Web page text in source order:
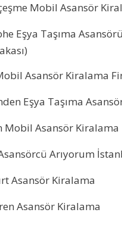
Mobil Asansör
Eşya Taşıma
Asansör Kiralama
Eşya Taşıma
Mobil Asansör Kiralama
Arıyorum
Asansör Kiralama
Asansör Kiralama